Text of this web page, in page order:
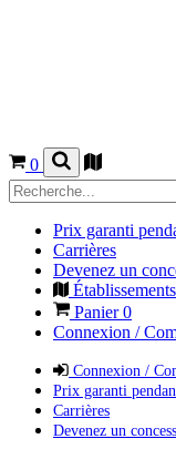
0
Prix garanti
Carrières
Devenez un
Établissements
Panier0
Connexion /
Connexion /
Prix garanti
Carrières
Devenez un